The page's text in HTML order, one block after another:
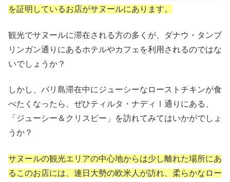
を証明しているお店がサヌールにあります。
観光でサヌールに滞在される方の多くが、ダナウ・タンブ
リンガン通りにあるホテルやカフェを利用されるのではな
いでしょうか？
しかし、バリ島滞在中にジューシーなローストチキンが食
べたくなったら、ぜひティルタ・ナディⅠ通りにある、
「ジューシー＆クリスピー」を訪れてみてはいかがでしょ
うか？
サヌールの観光エリアの中心地からは少し離れた場所にあ
るこのお店には、連日大勢の欧米人が訪れ、柔らかなロー